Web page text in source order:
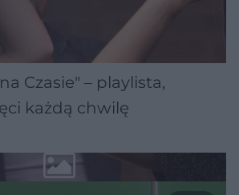
Czasie" – playlista,
każdą chwilę